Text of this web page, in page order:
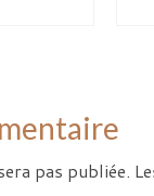
pas publiée.